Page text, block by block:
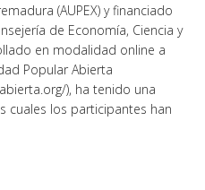
(AUPEX) y financiado
de Economía, Ciencia y
en modalidad online a
Popular Abierta
), ha tenido una
cuales los participantes han